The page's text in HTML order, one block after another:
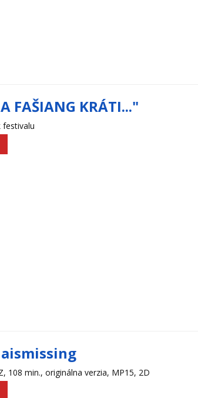
FAŠIANG KRÁTI..."
festivalu
108 min., originálna verzia, MP15, 2D